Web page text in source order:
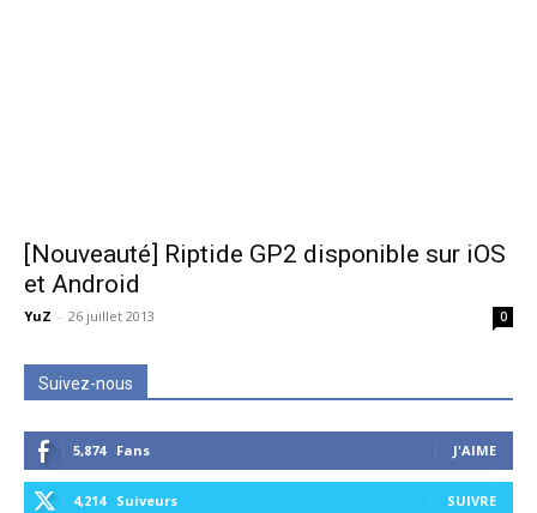
[Nouveauté] Riptide GP2 disponible sur iOS
et Android
YuZ - 26 juillet 2013 0
Suivez-nous
5,874 Fans J'AIME
4,214 Suiveurs SUIVRE